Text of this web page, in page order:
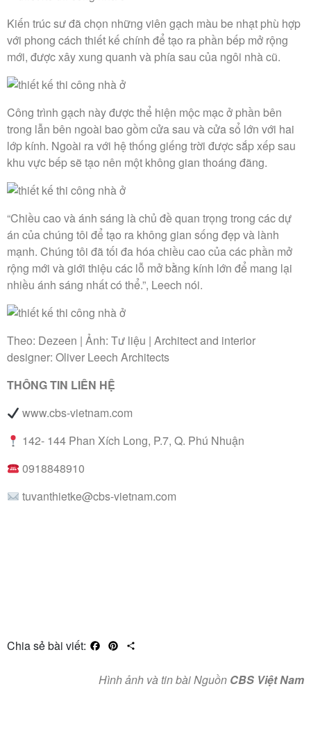
Kiến trúc sư đã chọn những viên gạch màu be nhạt phù hợp
với phong cách thiết kế chính để tạo ra phần bếp mở rộng
mới, được xây xung quanh và phía sau của ngôi nhà cũ.
Công trình gạch này được thể hiện mộc mạc ở phần bên
trong lẫn bên ngoài bao gồm cửa sau và cửa sổ lớn với hai
lớp kính. Ngoài ra với hệ thống giếng trời được sắp xếp sau
khu vực bếp sẽ tạo nên một không gian thoáng đãng.
“Chiều cao và ánh sáng là chủ đề quan trọng trong các dự
án của chúng tôi để tạo ra không gian sống đẹp và lành
mạnh. Chúng tôi đã tối đa hóa chiều cao của các phần mở
rộng mới và giới thiệu các lỗ mở bằng kính lớn để mang lại
nhiều ánh sáng nhất có thể.”, Leech nói.
Theo: Dezeen | Ảnh: Tư liệu | Architect and interior
designer: Oliver Leech Architects
THÔNG TIN LIÊN HỆ
www.cbs-vietnam.com
142- 144 Phan Xích Long, P.7, Q. Phú Nhuận
0918848910
tuvanthietke@cbs-vietnam.com
Chia sẻ bài viết: FacebookPinterest
Hình ảnh và tin bài Nguồn CBS Việt Nam